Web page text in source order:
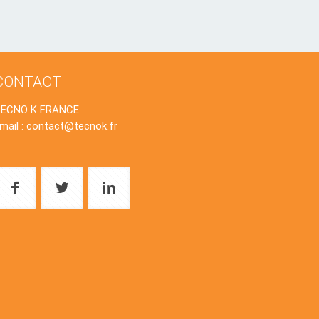
K FRANCE
: contact@tecnok.fr